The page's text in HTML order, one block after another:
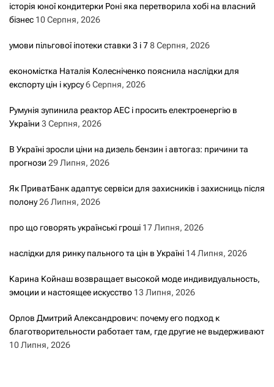
історія юної кондитерки Роні яка перетворила хобі на власний
бізнес 10 Серпня, 2026
умови пільгової іпотеки ставки 3 і 78 Серпня, 2026
економістка Наталія Колесніченко пояснила наслідки для
експорту цін і курсу6 Серпня, 2026
Румунія зупинила реактор АЕС і просить електроенергію в
України 3 Серпня, 2026
В Україні зросли ціни на дизель бензин і автогаз: причини та
прогнози 29 Липня, 2026
Як ПриватБанк адаптує сервіси для захисників і захисниць після
полону26 Липня, 2026
про що говорять українські гроші 17 Липня, 2026
наслідки для ринку пального та цін в Україні 14 Липня, 2026
Карина Койнаш возвращает высокой моде индивидуальность,
эмоции и настоящее искусство 13 Липня, 2026
Орлов Дмитрий Александрович: почему его подход к
благотворительности работает там, где другие не выдерживают
10 Липня, 2026